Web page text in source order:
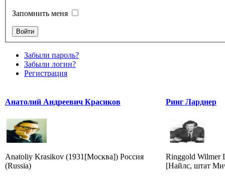
Запомнить меня
Забыли пароль?
Забыли логин?
Регистрация
Анатолий Андреевич Красиков
Anatoliy Krasikov (1931[Москва]) Россия
(Russia)
Ринг Ларднер
Ringgold Wilmer
[Найлс, штат